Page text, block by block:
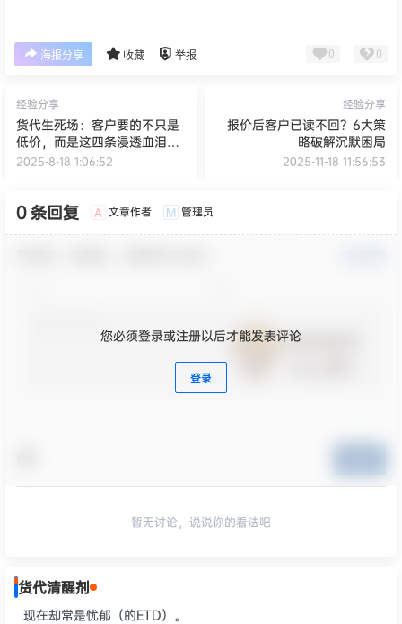
海报分享 收藏 举报 0 0
经验分享
货代生死场：客户要的不只是
低价，而是这四条浸透血泪的
“生命线”（万字深度版）
2025-8-18 1:06:52
经验分享
报价后客户已读不回？6大策
略破解沉默困局
2025-11-18 11:56:53
0 条回复 A 文章作者 M 管理员
您必须登录或注册以后才能发表评论
登录
暂无讨论，说说你的看法吧
货代清醒剂
现在却常是忧郁（的ETD）。